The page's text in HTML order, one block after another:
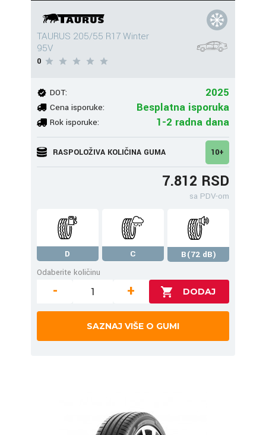
TAURUS 205/55 R17 Winter
95V
0
DOT: 2025
Cena isporuke: Besplatna isporuka
Rok isporuke: 1-2 radna dana
RASPOLOŽIVA KOLIČINA GUMA 10+
7.812 RSD
sa PDV-om
D C
B(72 dB)
Odaberite količinu
- +
SAZNAJ VIŠE O GUMI